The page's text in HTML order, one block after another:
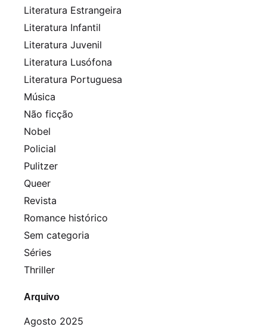
Literatura Estrangeira
Literatura Infantil
Literatura Juvenil
Literatura Lusófona
Literatura Portuguesa
Música
Não ficção
Nobel
Policial
Pulitzer
Queer
Revista
Romance histórico
Sem categoria
Séries
Thriller
Arquivo
Agosto 2025